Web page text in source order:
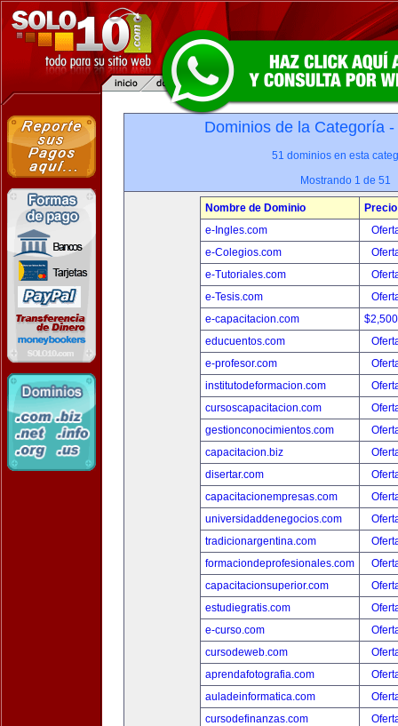
Dominios de la Categoría -
51 dominios en esta
Mostrando 1 de 51
Nombre de Dominio
Precio
e-Ingles.com
e-Colegios.com
e-Tutoriales.com
e-Tesis.com
e-capacitacion.com
educuentos.com
e-profesor.com
institutodeformacion.com
cursoscapacitacion.com
gestionconocimientos.com
capacitacion.biz
disertar.com
capacitacionempresas.com
universidaddenegocios.com
tradicionargentina.com
formaciondeprofesionales.com
capacitacionsuperior.com
estudiegratis.com
e-curso.com
cursodeweb.com
aprendafotografia.com
auladeinformatica.com
cursodefinanzas.com